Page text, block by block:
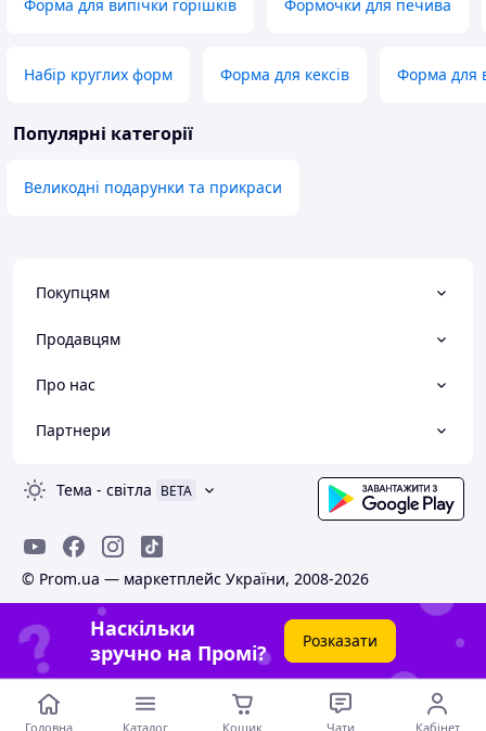
Форма для випічки горішків Формочки для печива
Набір круглих форм Форма для кексів Форма для
Популярні категорії
Великодні подарунки та прикраси
Покупцям
Продавцям
Про нас
Партнери
Тема - світла BETA
© Prom.ua — маркетплейс України, 2008-2026
Наскільки
зручно на Промі?
Розказати
Головна Каталог Кошик Чати Кабінет